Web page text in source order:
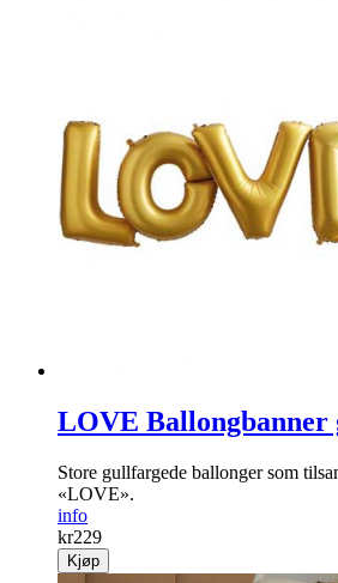
LOVE Ballongbanner
Store gullfargede ballonger som
«LOVE».
info
kr229
Kjøp